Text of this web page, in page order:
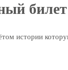
истории